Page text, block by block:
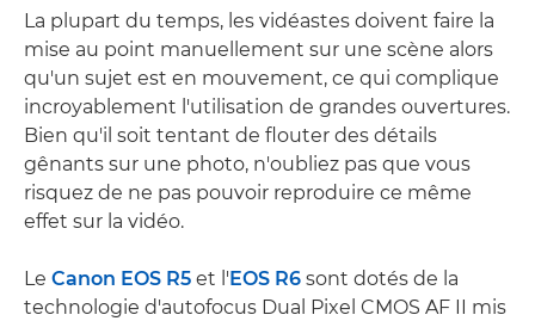
La plupart du temps, les vidéastes doivent faire la
mise au point manuellement sur une scène alors
qu'un sujet est en mouvement, ce qui complique
incroyablement l'utilisation de grandes ouvertures.
Bien qu'il soit tentant de flouter des détails
gênants sur une photo, n'oubliez pas que vous
risquez de ne pas pouvoir reproduire ce même
effet sur la vidéo.
Le Canon EOS R5 et l' EOS R6 sont dotés de la
technologie d'autofocus Dual Pixel CMOS AF II mis